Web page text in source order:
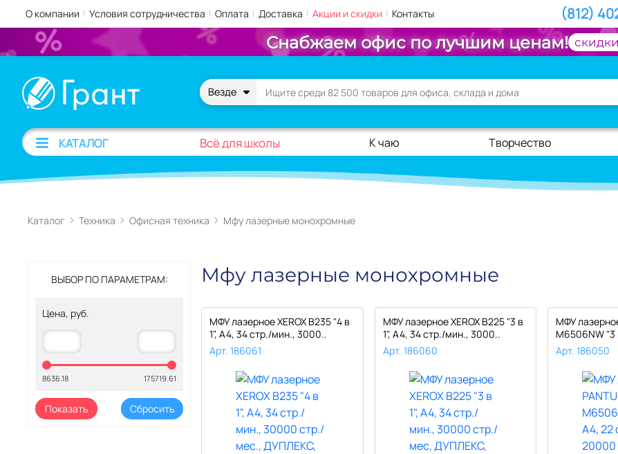
О компании | Условия сотрудничества | Оплата | Доставка | Акции и скидки | Контакты (812)
Снабжаем офис по лучшим ценам!
Везде
КАТАЛОГ Всё для школы К чаю Творчество
Каталог Техника Офисная техника Мфу лазерные монохромные
ВЫБОР ПО ПАРАМЕТРАМ:
Цена, руб.
8636.18 175719.61
Мфу лазерные монохромные
МФУ лазерное XEROX B235 "4 в
1", А4, 34 стр./мин., 3000..
Арт. 186061
МФУ лазерное XEROX B225 "3 в
1", А4, 34 стр./мин., 3000..
Арт. 186060
МФУ
M6506NW "3
мин., ..
Арт. 186050